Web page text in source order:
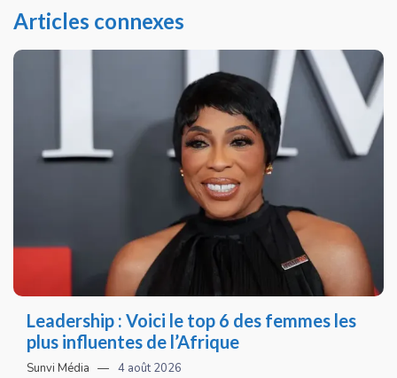
Articles connexes
Leadership : Voici le top 6 des femmes les
plus influentes de l’Afrique
Sunvi Média 4 août 2026